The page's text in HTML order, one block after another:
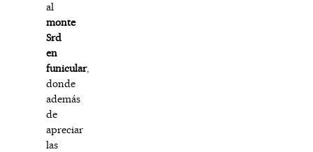
al
monte
Srd
en
funicular,
donde
además
de
apreciar
las